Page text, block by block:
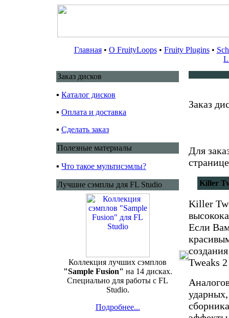
Главная• О FruityLoops• Fruity Plugins•
Заказ дисков
▪ Каталог дисков
▪ Оплата и доставка
▪ Сделать заказ
Полезные материалы
▪ Что такое мультисэмлы?
Лучшие сэмплы для FL Studio
Коллекция лучших сэмплов
"Sample Fusion" на 14 дисках.
Специально для работы с FL
Studio.
Подробнее...
Заказ
Для
Killer
Killer
Если
Tweaks